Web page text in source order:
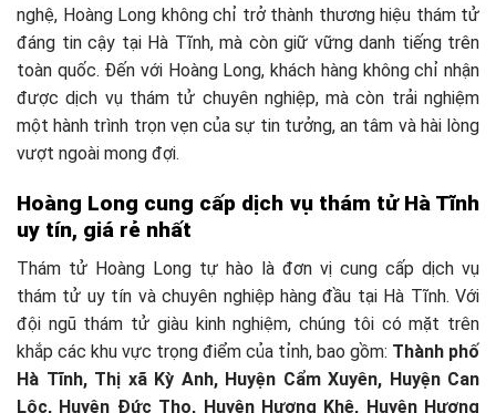
nghệ, Hoàng Long không chỉ trở thành thương hiệu thám tử
đáng tin cậy tại Hà Tĩnh, mà còn giữ vững danh tiếng trên
toàn quốc. Đến với Hoàng Long, khách hàng không chỉ nhận
được dịch vụ thám tử chuyên nghiệp, mà còn trải nghiệm
một hành trình trọn vẹn của sự tin tưởng, an tâm và hài lòng
vượt ngoài mong đợi.
Hoàng Long cung cấp dịch vụ thám tử Hà Tĩnh
uy tín, giá rẻ nhất
Thám tử Hoàng Long tự hào là đơn vị cung cấp dịch vụ
thám tử uy tín và chuyên nghiệp hàng đầu tại Hà Tĩnh. Với
đội ngũ thám tử giàu kinh nghiệm, chúng tôi có mặt trên
khắp các khu vực trọng điểm của tỉnh, bao gồm: Thành phố
Hà Tĩnh, Thị xã Kỳ Anh, Huyện Cẩm Xuyên, Huyện Can
Lộc, Huyện Đức Thọ, Huyện Hương Khê, Huyện Hương